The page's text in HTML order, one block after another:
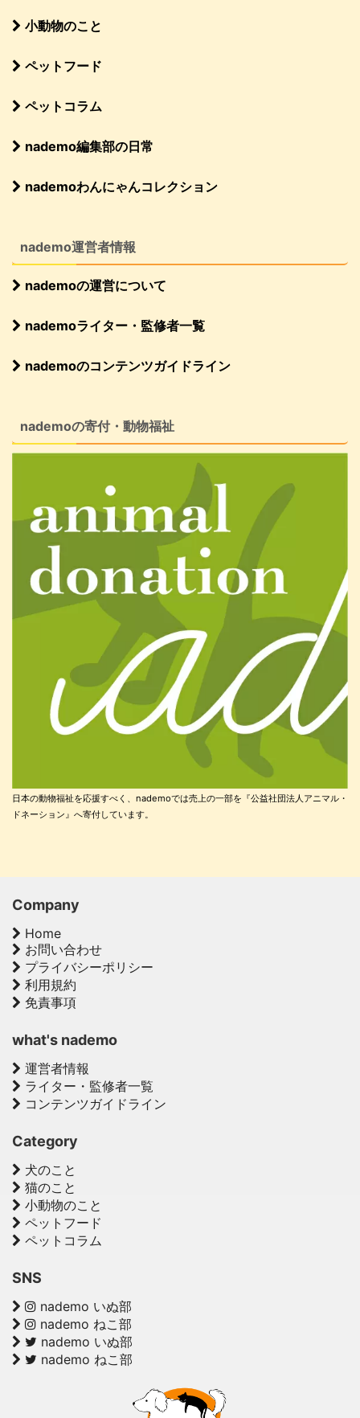
小動物のこと
ペットフード
ペットコラム
nademo編集部の日常
nademoわんにゃんコレクション
nademo運営者情報
nademoの運営について
nademoライター・監修者一覧
nademoのコンテンツガイドライン
nademoの寄付・動物福祉
日本の動物福祉を応援すべく、nademoでは売上の一部を『公益社団法人アニマル・
ドネーション』へ寄付しています。
Company
Home
お問い合わせ
プライバシーポリシー
利用規約
免責事項
what's nademo
運営者情報
ライター・監修者一覧
コンテンツガイドライン
Category
犬のこと
猫のこと
小動物のこと
ペットフード
ペットコラム
SNS
nademo いぬ部
nademo ねこ部
nademo いぬ部
nademo ねこ部